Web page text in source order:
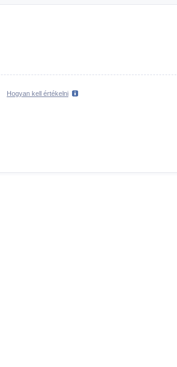
Hogyan kell értékelni